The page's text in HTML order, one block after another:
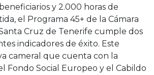
y 2.000 horas de
el Programa 45+ de la Cámara
Cruz de Tenerife cumple dos
indicadores de éxito. Este
cameral que cuenta con la
Fondo Social Europeo y el Cabildo